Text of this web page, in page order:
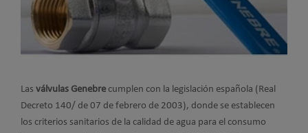
Las válvulas Genebrecumplen con la legislación española (Real
Decreto 140/ de 07 de febrero de 2003), donde se establecen
los criterios sanitarios de la calidad de agua para el consumo